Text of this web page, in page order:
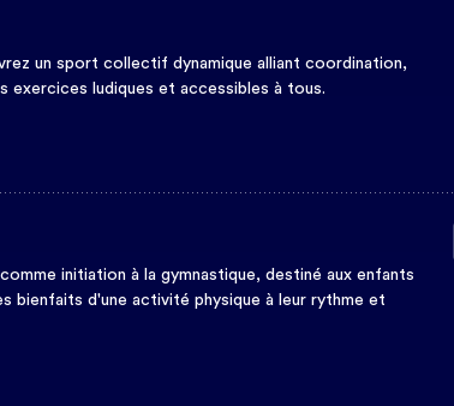
un sport collectif dynamique alliant coordination,
exercices ludiques et accessibles à tous.
initiation à la gymnastique, destiné aux enfants
bienfaits d'une activité physique à leur rythme et